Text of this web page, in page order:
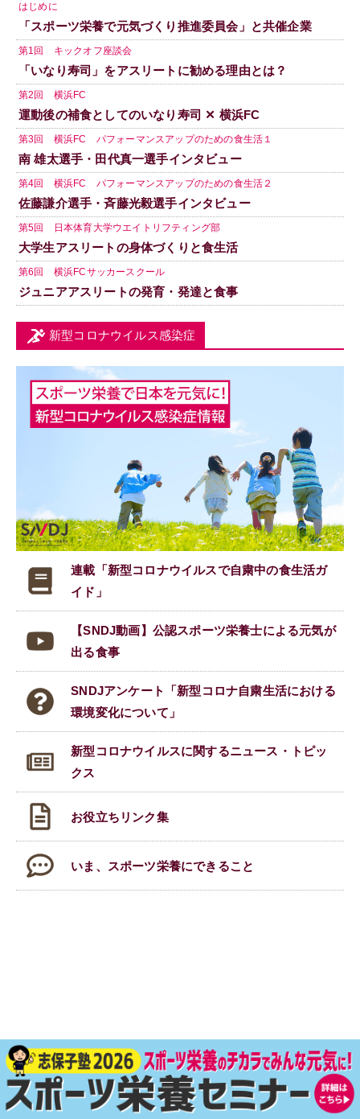
はじめに
「スポーツ栄養で元気づくり推進委員会」と共催企業
第1回 キックオフ座談会
「いなり寿司」をアスリートに勧める理由とは？
第2回 横浜FC
運動後の補食としてのいなり寿司 ✕ 横浜FC
第3回 横浜FC パフォーマンスアップのための食生活１
南 雄太選手・田代真一選手インタビュー
第4回 横浜FC パフォーマンスアップのための食生活２
佐藤謙介選手・斉藤光毅選手インタビュー
第5回 日本体育大学ウエイトリフティング部
大学生アスリートの身体づくりと食生活
第6回 横浜FCサッカースクール
ジュニアアスリートの発育・発達と食事
新型コロナウイルス感染症
連載「新型コロナウイルスで自粛中の食生活ガ
イド」
【SNDJ動画】公認スポーツ栄養士による元気が
出る食事
SNDJアンケート「新型コロナ自粛生活における
環境変化について」
新型コロナウイルスに関するニュース・トピッ
クス
お役立ちリンク集
いま、スポーツ栄養にできること